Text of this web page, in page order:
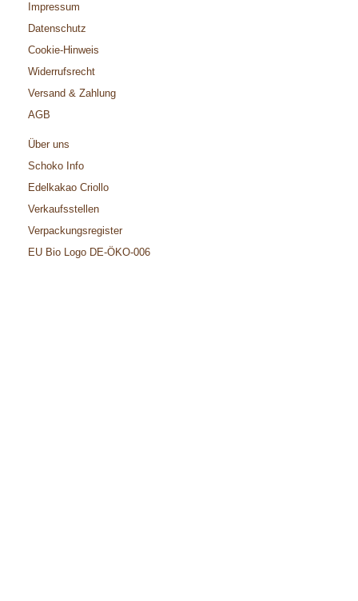
Impressum
Datenschutz
Cookie-Hinweis
Widerrufsrecht
Versand & Zahlung
AGB
Über uns
Schoko Info
Edelkakao Criollo
Verkaufsstellen
Verpackungsregister
EU Bio Logo DE-ÖKO-006